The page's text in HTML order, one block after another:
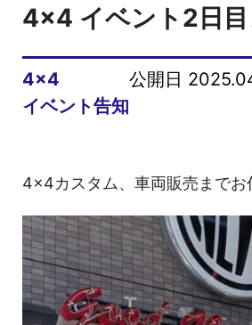
4×4 イベント2日
4x4
イベント告知
公開日
4×4カスタム、車両販売までお